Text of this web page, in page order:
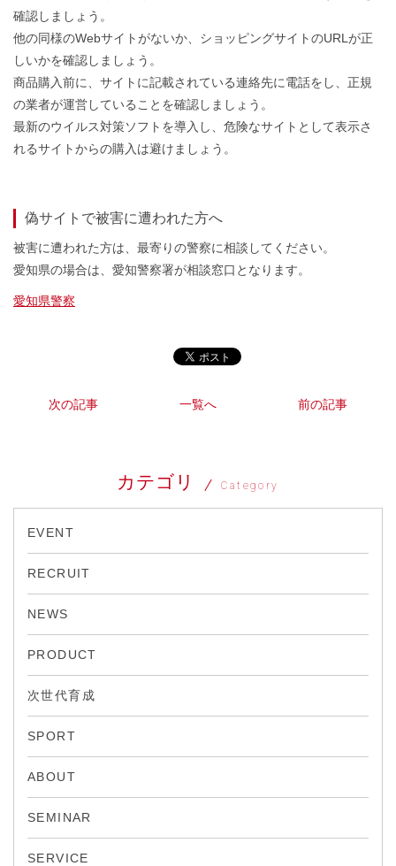
確認しましょう。
他の同様のWebサイトがないか、ショッピングサイトのURLが正
しいかを確認しましょう。
商品購入前に、サイトに記載されている連絡先に電話をし、正規
の業者が運営していることを確認しましょう。
最新のウイルス対策ソフトを導入し、危険なサイトとして表示さ
れるサイトからの購入は避けましょう。
偽サイトで被害に遭われた方へ
被害に遭われた方は、最寄りの警察に相談してください。
愛知県の場合は、愛知警察署が相談窓口となります。
愛知県警察
次の記事 一覧へ 前の記事
カテゴリ Category
EVENT
RECRUIT
NEWS
PRODUCT
次世代育成
SPORT
ABOUT
SEMINAR
SERVICE